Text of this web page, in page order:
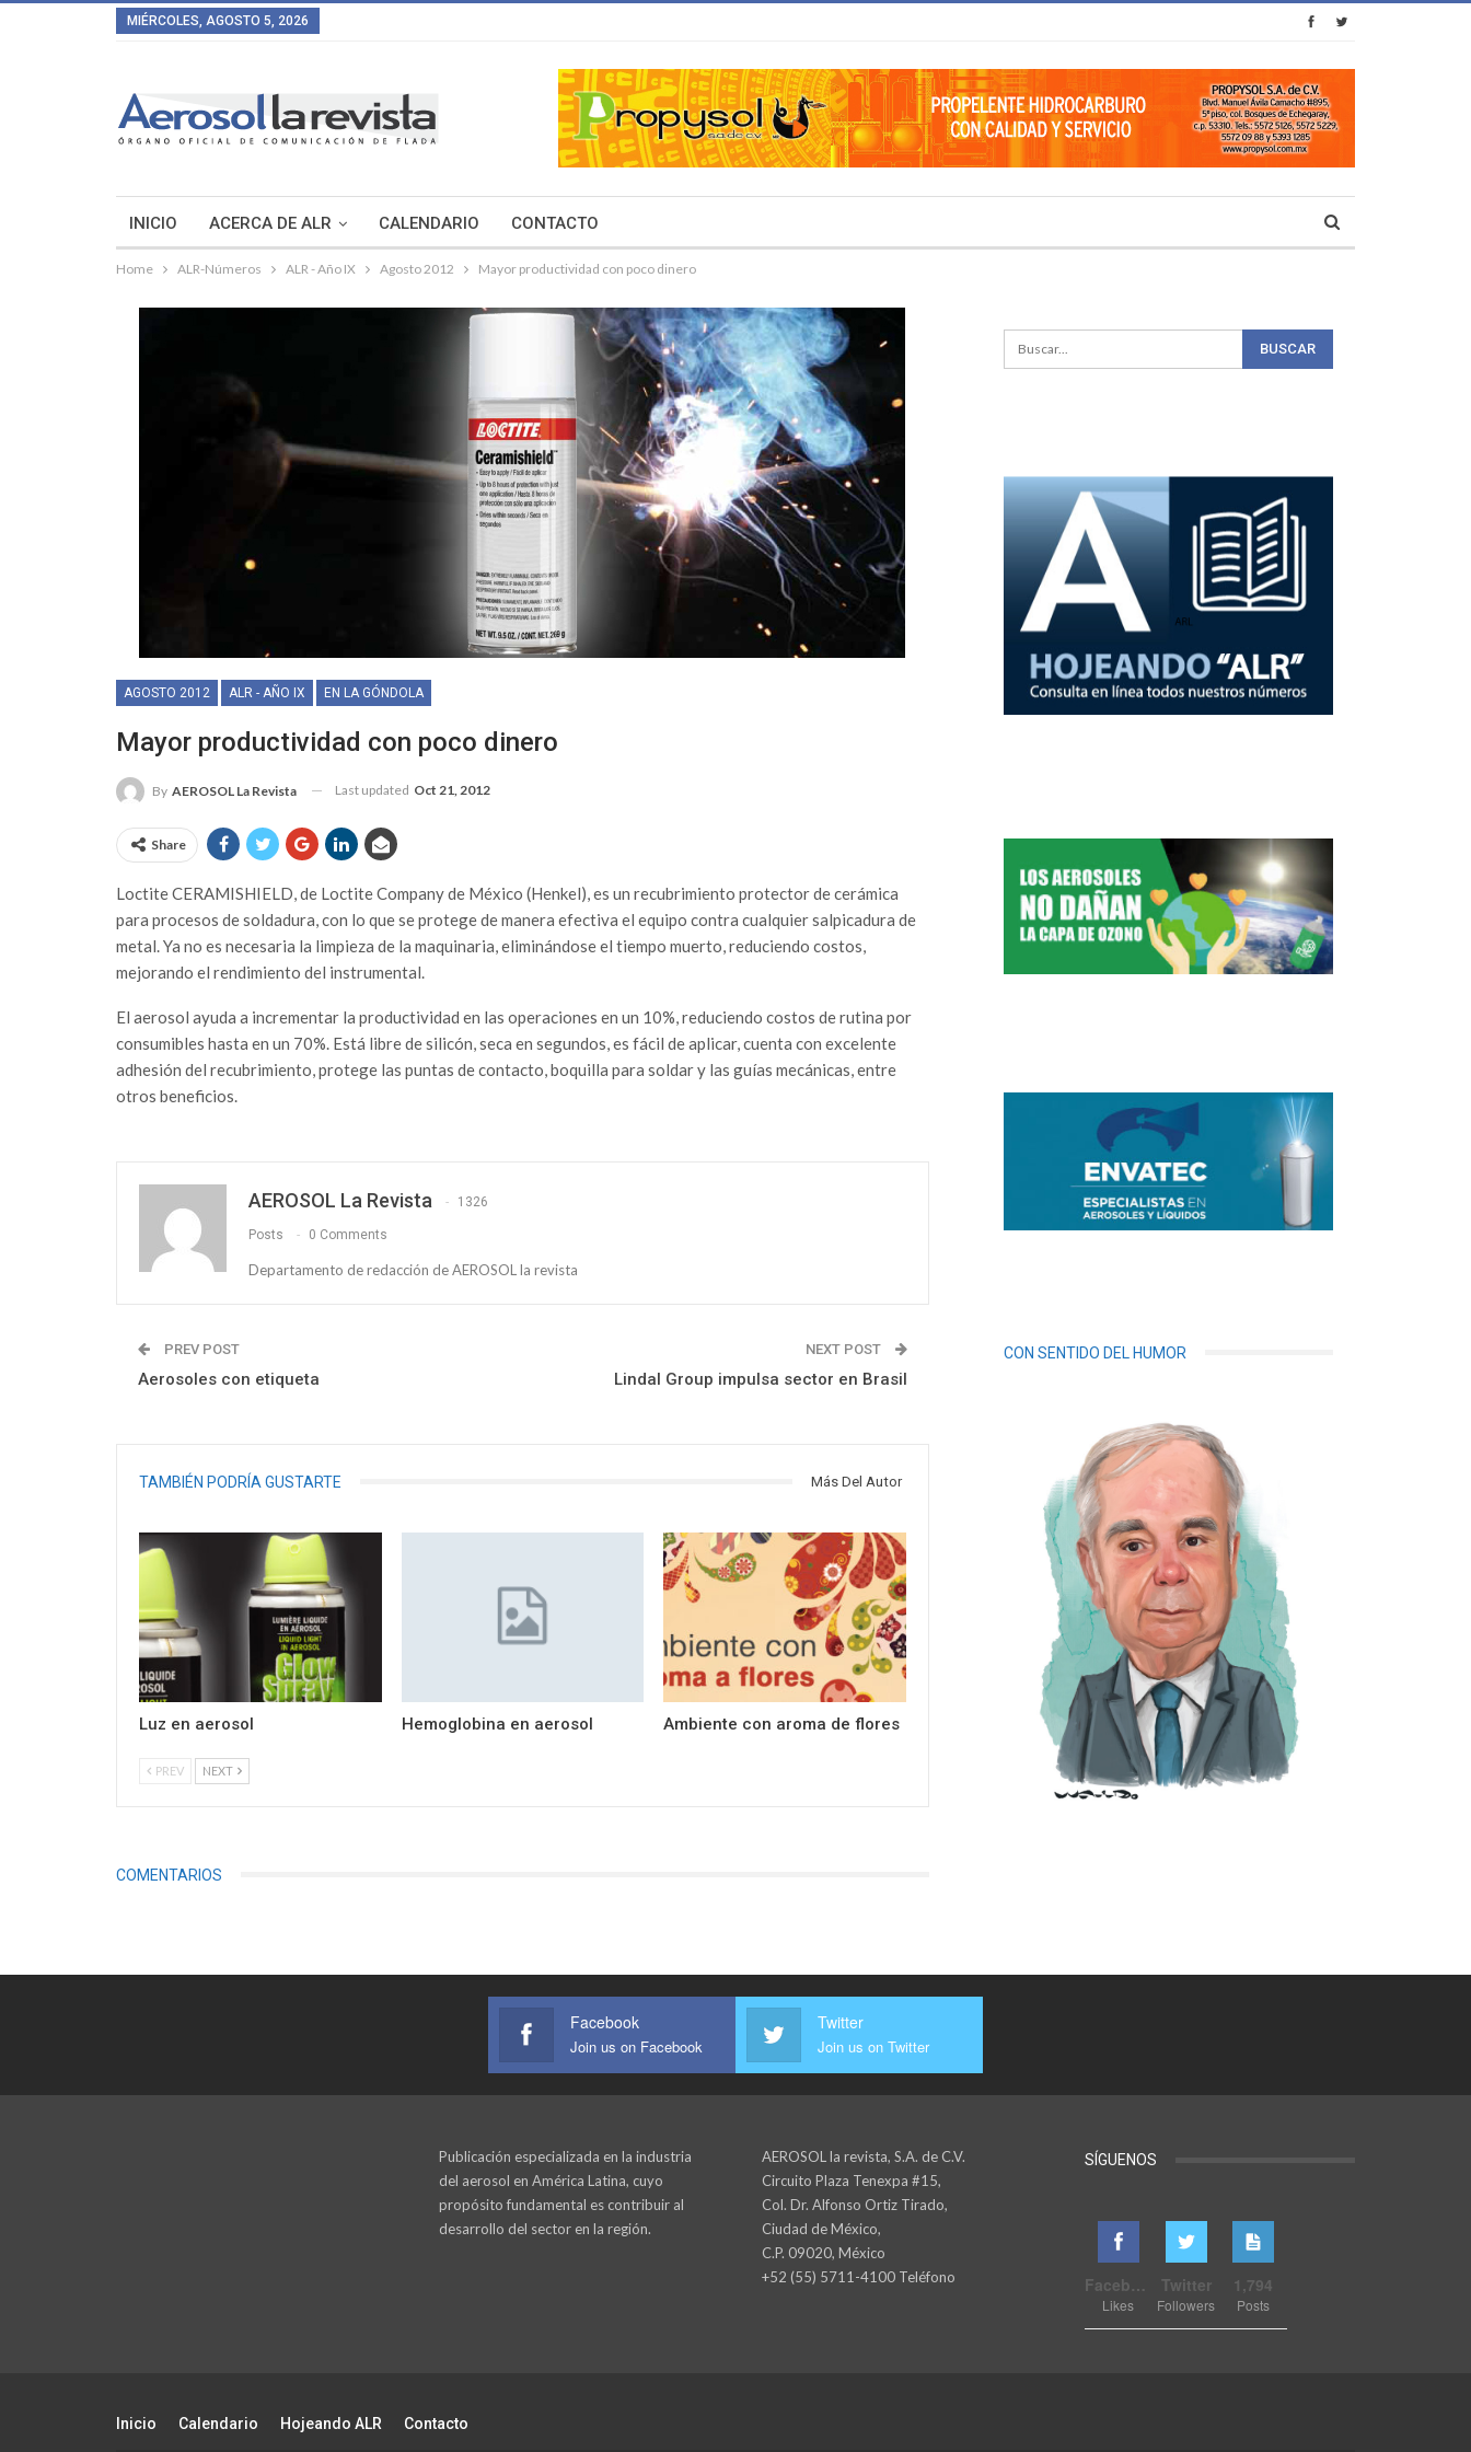
MIÉRCOLES, AGOSTO 5, 2026
INICIO ACERCA DE ALR CALENDARIO CONTACTO
Home ALR-Números ALR - Año IX Agosto 2012 Mayor productividad con poco dinero
AGOSTO 2012 ALR - AÑO IX EN LA GÓNDOLA
Mayor productividad con poco dinero
By AEROSOL La Revista Last updated Oct 21, 2012
Share
Loctite CERAMISHIELD, de Loctite Company de México (Henkel), es un recubrimiento protector de cerámica
para procesos de soldadura, con lo que se protege de manera efectiva el equipo contra cualquier salpicadura de
metal. Ya no es necesaria la limpieza de la maquinaria, eliminándose el tiempo muerto, reduciendo costos,
mejorando el rendimiento del instrumental.
El aerosol ayuda a incrementar la productividad en las operaciones en un 10%, reduciendo costos de rutina por
consumibles hasta en un 70%. Está libre de silicón, seca en segundos, es fácil de aplicar, cuenta con excelente
adhesión del recubrimiento, protege las puntas de contacto, boquilla para soldar y las guías mecánicas, entre
otros beneficios.
AEROSOL La Revista 1326
Posts 0 Comments
Departamento de redacción de AEROSOL la revista
PREV POST
Aerosoles con etiqueta
NEXT POST
Lindal Group impulsa sector en Brasil
TAMBIÉN PODRÍA GUSTARTE Más Del Autor
Luz en aerosol Hemoglobina en aerosol Ambiente con aroma de flores
PREV NEXT
COMENTARIOS
CON SENTIDO DEL HUMOR
Facebook
Join us on Facebook
Twitter
Join us on Twitter
Publicación especializada en la industria
del aerosol en América Latina, cuyo
propósito fundamental es contribuir al
desarrollo del sector en la región.
AEROSOL la revista, S.A. de C.V.
Circuito Plaza Tenexpa #15,
Col. Dr. Alfonso Ortiz Tirado,
Ciudad de México,
C.P. 09020, México
+52 (55) 5711-4100 Teléfono
SÍGUENOS
Facebook
Likes
Twitter
Followers
1,794
Posts
Inicio Calendario Hojeando ALR Contacto